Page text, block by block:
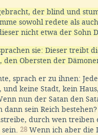
der blind und
sowohl redete als auch
nicht etwa der Sohn
sie: Dieser treibt
den Obersten der
sprach er zu ihnen:
keine Stadt, kein
nun der Satan den
sein Reich bestehen?
durch wen treiben
28 Wenn ich aber die